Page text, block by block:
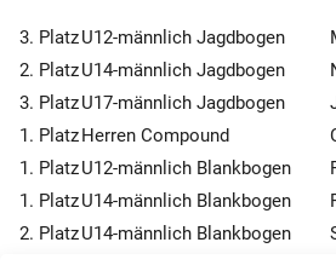
3. PlatzU12-männlich Jagdbogen
2. PlatzU14-männlich Jagdbogen
3. PlatzU17-männlich Jagdbogen
1. PlatzHerren Compound
1. PlatzU12-männlich Blankbogen
1. PlatzU14-männlich Blankbogen
2. PlatzU14-männlich Blankbogen